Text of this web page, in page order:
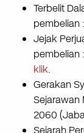
Terbelit
pembelian
Jejak
pembelian
klik.
Gerakan
Sejarawan
2060